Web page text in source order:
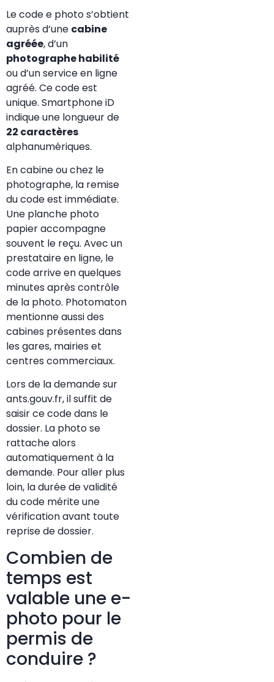
Le code e photo s’obtient
auprès d’une cabine
agréée, d’un
photographe habilité
ou d’un service en ligne
agréé. Ce code est
unique. Smartphone iD
indique une longueur de
22 caractères
alphanumériques.
En cabine ou chez le
photographe, la remise
du code est immédiate.
Une planche photo
papier accompagne
souvent le reçu. Avec un
prestataire en ligne, le
code arrive en quelques
minutes après contrôle
de la photo. Photomaton
mentionne aussi des
cabines présentes dans
les gares, mairies et
centres commerciaux.
Lors de la demande sur
ants.gouv.fr, il suffit de
saisir ce code dans le
dossier. La photo se
rattache alors
automatiquement à la
demande. Pour aller plus
loin, la durée de validité
du code mérite une
vérification avant toute
reprise de dossier.
Combien de
temps est
valable une e-
photo pour le
permis de
conduire ?